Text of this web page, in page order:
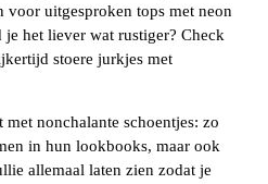
uitgesproken tops met neon
je het liever wat rustiger? Check
stoere jurkjes met
nonchalante schoentjes: zo
in hun lookbooks, maar ook
allemaal laten zien zodat je